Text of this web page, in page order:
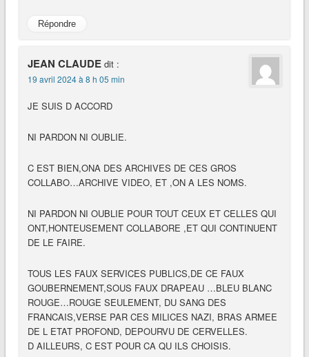
Répondre
JEAN CLAUDE dit :
19 avril 2024 à 8 h 05 min
JE SUIS D ACCORD
NI PARDON NI OUBLIE.
C EST BIEN,ONA DES ARCHIVES DE CES GROS
COLLABO…ARCHIVE VIDEO, ET ,ON A LES NOMS.
NI PARDON NI OUBLIE POUR TOUT CEUX ET CELLES QUI
ONT,HONTEUSEMENT COLLABORE ,ET QUI CONTINUENT
DE LE FAIRE.
TOUS LES FAUX SERVICES PUBLICS,DE CE FAUX
GOUBERNEMENT,SOUS FAUX DRAPEAU …BLEU BLANC
ROUGE…ROUGE SEULEMENT, DU SANG DES
FRANCAIS,VERSE PAR CES MILICES NAZI, BRAS ARMEE
DE L ETAT PROFOND, DEPOURVU DE CERVELLES.
D AILLEURS, C EST POUR CA QU ILS CHOISIS.